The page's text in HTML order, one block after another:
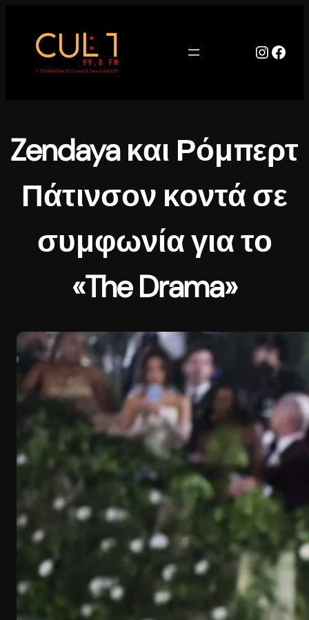
περιεχόμενο
Zendaya και Ρόμπερτ
Πάτινσον κοντά σε
συμφωνία για το
«The Drama»